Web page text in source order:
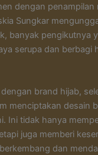
dengan penampilan
Sungkar
banyak pengikutnya
serupa dan berbagi
brand hijab,
menciptakan desain
Ini tidak hanya
juga memberi
dan